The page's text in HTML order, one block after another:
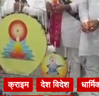
क्राइम देश विदेश